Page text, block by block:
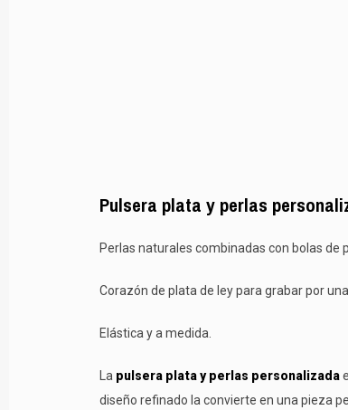
Pulsera plata y perlas
Perlas naturales combinadas con bolas de
Corazón de plata de ley para grabar por
Elástica y a medida.
La pulsera plata y perlas personalizada
diseño refinado la convierte en una pieza